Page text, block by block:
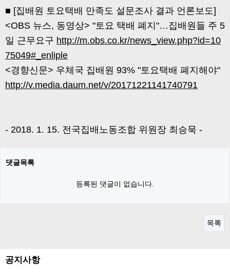
■ [집배원 토요택배 만족도 설문조사 결과 언론보도]
<OBS 뉴스, 동영상> "토요 택배 폐지"…집배원들 주 5
일 근무요구 http://m.obs.co.kr/news_view.php?id=10
75049#_enliple
<경향신문> 우체국 집배원 93% "토요택배 폐지해야"
http://v.media.daum.net/v/20171221141740791
- 2018. 1. 15. 전국집배노동조합 위원장 최승묵 -
댓글목록
등록된 댓글이 없습니다.
목록
공지사항